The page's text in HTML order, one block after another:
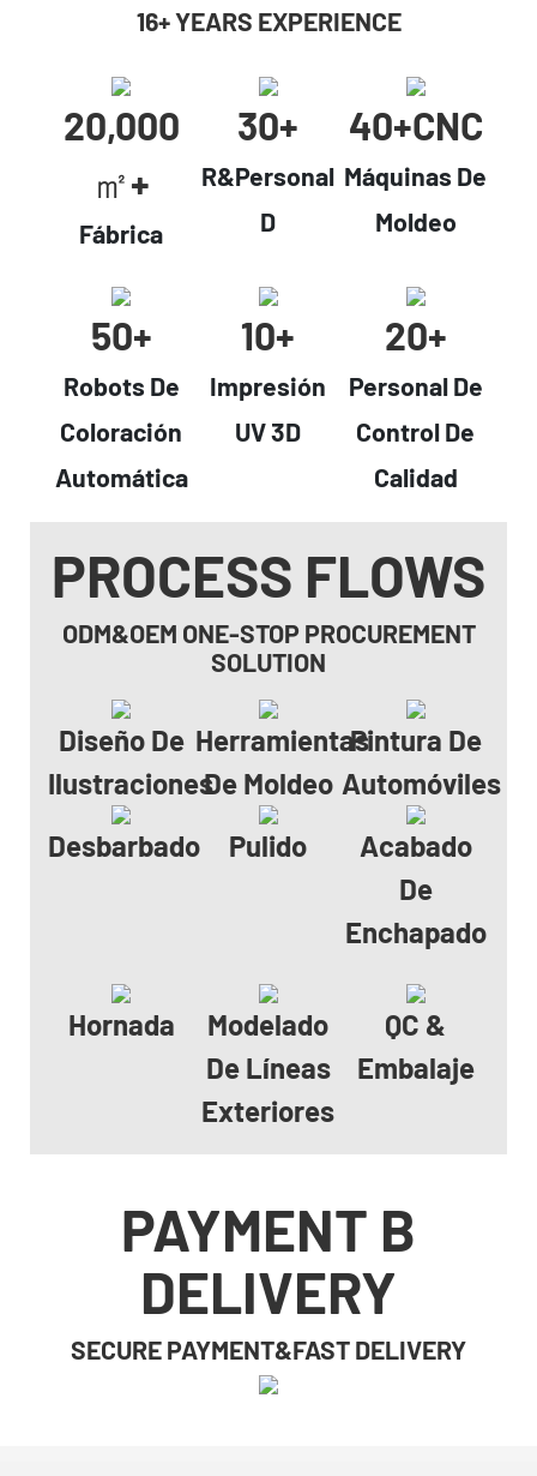
16+ YEARS EXPERIENCE
20,000
㎡+
Fábrica
30+
R&Personal
D
40+cNC
Máquinas De
Moldeo
50+
Robots De
Coloración
Automática
10+
Impresión
UV 3D
20+
Personal De
Control De
Calidad
PROCESS FLOWS
ODM&OEM ONE-STOP PROCUREMENT
SOLUTION
Diseño De
Ilustraciones
Herramientas
De Moldeo
Pintura De
Automóviles
Desbarbado
Pulido
Acabado
De
Enchapado
Hornada
Modelado
De Líneas
Exteriores
QC &
Embalaje
PAYMENT B
DELIVERY
SECURE PAYMENT&FAST DELIVERY